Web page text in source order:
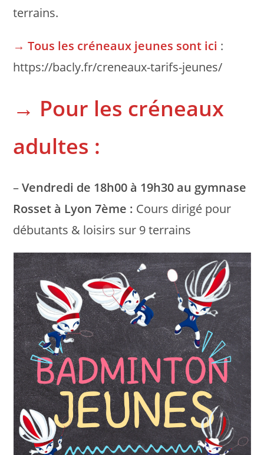
terrains.
→ Tous les créneaux jeunes sont ici :
https://bacly.fr/creneaux-tarifs-jeunes/
→ Pour les créneaux
adultes :
–Vendredi de 18h00 à 19h30 au gymnase
Rosset à Lyon 7ème : Cours dirigé pour
débutants & loisirs sur 9 terrains